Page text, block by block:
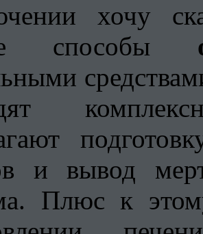
хочу
способы
и вывод
Плюс к